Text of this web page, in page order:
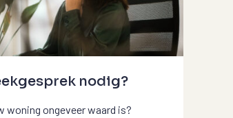
nodig?
woning ongeveer waard is?